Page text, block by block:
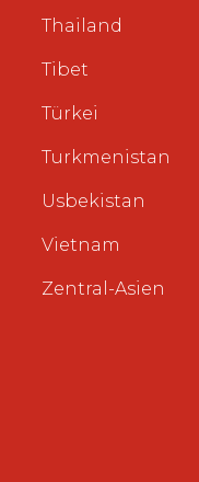
Thailand
Tibet
Türkei
Turkmenistan
Usbekistan
Vietnam
Zentral-Asien